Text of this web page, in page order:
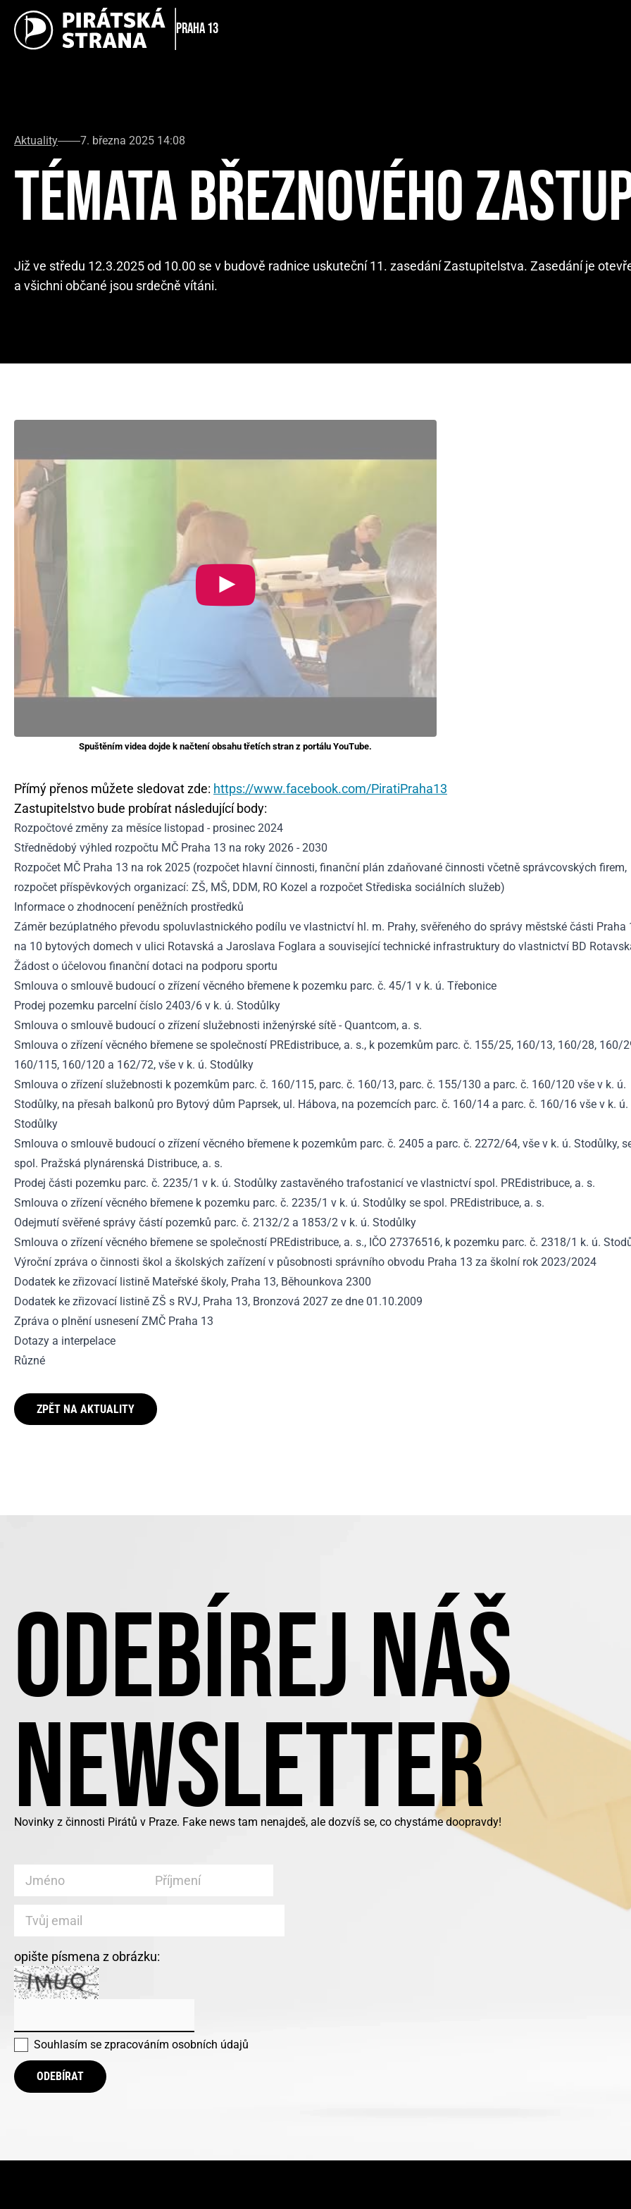
Praha 13
Aktuality 7. března 2025 14:08
TÉMATA BŘEZNOVÉHO
Již ve středu 12.3.2025 od 10.00 se v budově radnice uskuteční 11. zasedání Zastupitelstva. Zasedání je
a všichni občané jsou srdečně vítáni.
Spuštěním videa dojde k načtení obsahu třetích stran z portálu YouTube.
Přímý přenos můžete sledovat zde: https://www.facebook.com/PiratiPraha13
Zastupitelstvo bude probírat následující body:
Rozpočtové změny za měsíce listopad - prosinec 2024
Střednědobý výhled rozpočtu MČ Praha 13 na roky 2026 - 2030
Rozpočet MČ Praha 13 na rok 2025 (rozpočet hlavní činnosti, finanční plán zdaňované činnosti včetně správcovských firem,
rozpočet příspěvkových organizací: ZŠ, MŠ, DDM, RO Kozel a rozpočet Střediska sociálních služeb)
Informace o zhodnocení peněžních prostředků
Záměr bezúplatného převodu spoluvlastnického podílu ve vlastnictví hl. m. Prahy, svěřeného do správy městské části Praha
na 10 bytových domech v ulici Rotavská a Jaroslava Foglara a související technické infrastruktury do vlastnictví BD
Žádost o účelovou finanční dotaci na podporu sportu
Smlouva o smlouvě budoucí o zřízení věcného břemene k pozemku parc. č. 45/1 v k. ú. Třebonice
Prodej pozemku parcelní číslo 2403/6 v k. ú. Stodůlky
Smlouva o smlouvě budoucí o zřízení služebnosti inženýrské sítě - Quantcom, a. s.
Smlouva o zřízení věcného břemene se společností PREdistribuce, a. s., k pozemkům parc. č. 155/25, 160/13, 160/28, 160/
160/115, 160/120 a 162/72, vše v k. ú. Stodůlky
Smlouva o zřízení služebnosti k pozemkům parc. č. 160/115, parc. č. 160/13, parc. č. 155/130 a parc. č. 160/120 vše v k. ú.
Stodůlky, na přesah balkonů pro Bytový dům Paprsek, ul. Hábova, na pozemcích parc. č. 160/14 a parc. č. 160/16 vše v k. ú.
Stodůlky
Smlouva o smlouvě budoucí o zřízení věcného břemene k pozemkům parc. č. 2405 a parc. č. 2272/64, vše v k. ú. Stodůlky,
spol. Pražská plynárenská Distribuce, a. s.
Prodej části pozemku parc. č. 2235/1 v k. ú. Stodůlky zastavěného trafostanicí ve vlastnictví spol. PREdistribuce, a. s.
Smlouva o zřízení věcného břemene k pozemku parc. č. 2235/1 v k. ú. Stodůlky se spol. PREdistribuce, a. s.
Odejmutí svěřené správy částí pozemků parc. č. 2132/2 a 1853/2 v k. ú. Stodůlky
Smlouva o zřízení věcného břemene se společností PREdistribuce, a. s., IČO 27376516, k pozemku parc. č. 2318/1 k. ú.
Výroční zpráva o činnosti škol a školských zařízení v působnosti správního obvodu Praha 13 za školní rok 2023/2024
Dodatek ke zřizovací listině Mateřské školy, Praha 13, Běhounkova 2300
Dodatek ke zřizovací listině ZŠ s RVJ, Praha 13, Bronzová 2027 ze dne 01.10.2009
Zpráva o plnění usnesení ZMČ Praha 13
Dotazy a interpelace
Různé
ZPĚT NA AKTUALITY
ODEBÍREJ NÁŠ
NEWSLETTER
Novinky z činnosti Pirátů v Praze. Fake news tam nenajdeš, ale dozvíš se, co chystáme doopravdy!
opište písmena z obrázku:
Souhlasím se zpracováním osobních údajů
ODEBÍRAT